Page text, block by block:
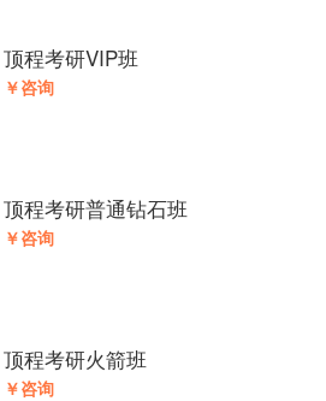
顶程考研VIP班
￥咨询
顶程考研普通钻石班
￥咨询
顶程考研火箭班
￥咨询